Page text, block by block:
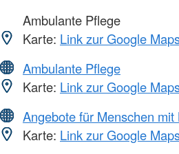
Ambulante Pflege
Karte: Link zur Google
Ambulante Pflege
Karte: Link zur Google
Angebote für Menschen mit
Karte: Link zur Google